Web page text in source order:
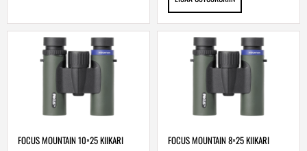
FOCUS MOUNTAIN 10×25 KIIKARI FOCUS MOUNTAIN 8×25 KIIKARI